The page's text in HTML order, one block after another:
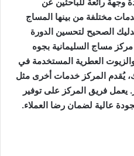
مختلفة من بينها المساج
الصحيح لتحسين الدورة
مركز مساج السليمانية بجوه
العطرية المستخدمة في
يُقدم المركز خدمات أخرى مثل
يعمل فريق المركز على توفير
عالية لضمان رضا العملاء.